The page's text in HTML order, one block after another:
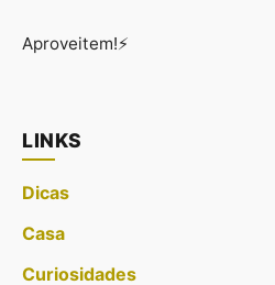
Aproveitem!⚡
LINKS
Dicas
Casa
Curiosidades